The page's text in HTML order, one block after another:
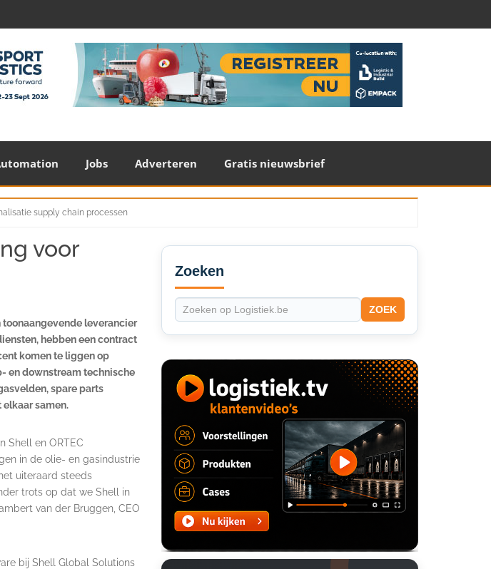
Jobs Adverteren Gratis nieuwsbrief
supply chain processen
voor
toonaangevende leverancier
hebben een contract
komen te liggen op
en downstream technische
spare parts
elkaar samen.
Shell en ORTEC
in de olie- en gasindustrie
uiteraard steeds
trots op dat we Shell in
van der Bruggen, CEO
bij Shell Global Solutions
Secondary
Sidebar
Zoeken
ZOEK